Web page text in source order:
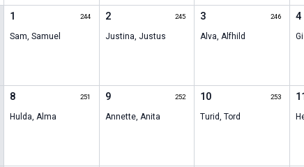
1 244
Sam,Samuel
2 245
Justina, Justus
3 246
Alva,Alfhild
4
8 251
Hulda,Alma
9 252
Annette, Anita
10 253
Turid,Tord